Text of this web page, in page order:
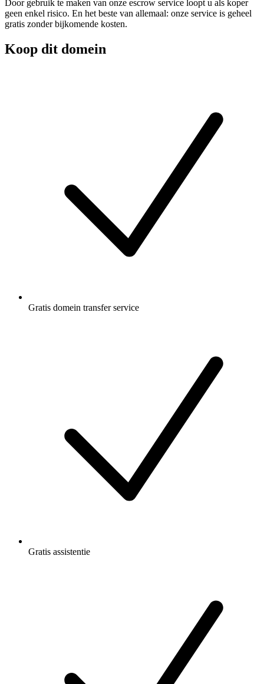
Door gebruik te maken van onze escrow service loopt u als koper
geen enkel risico. En het beste van allemaal: onze service is geheel
gratis zonder bijkomende kosten.
Koop dit domein
Gratis domein transfer service
Gratis assistentie